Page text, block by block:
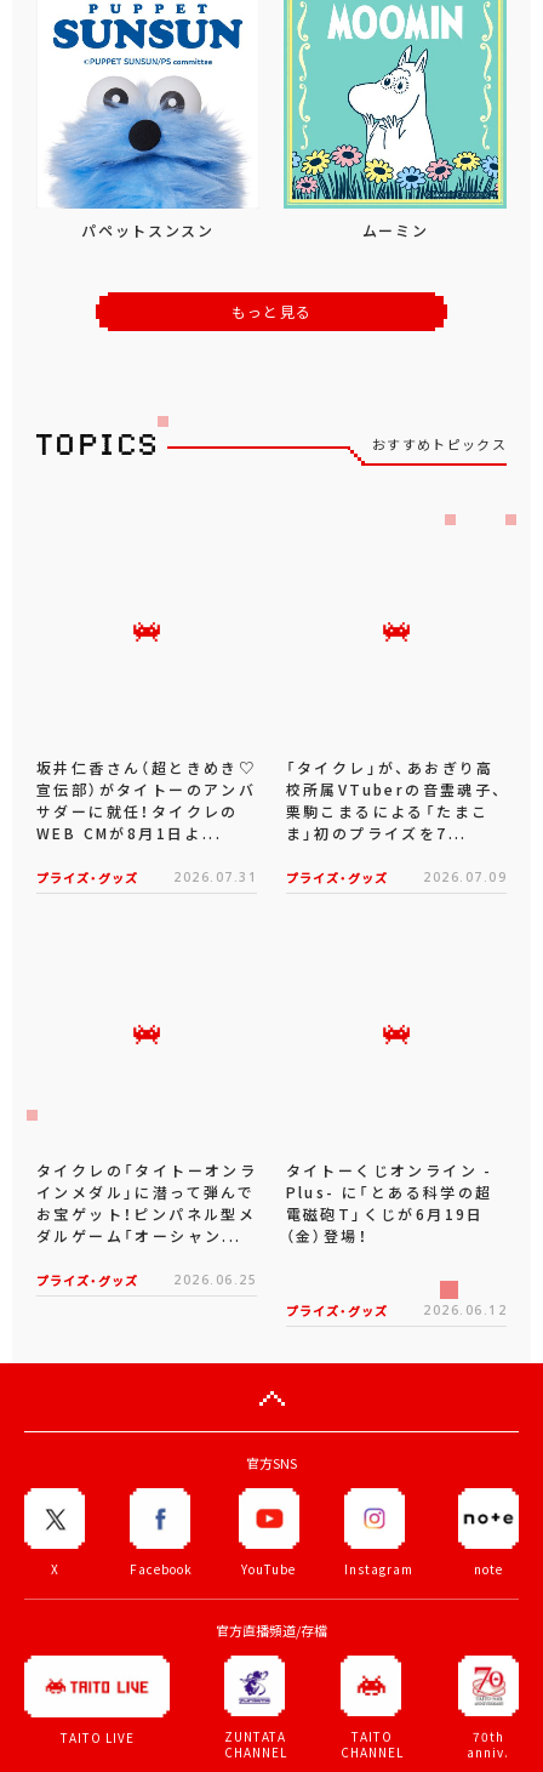
パペットスンスン ムーミン
もっと見る
おすすめトピックス
坂井仁香さん（超ときめき♡
宣伝部）がタイトーのアンバ
サダーに就任！タイクレの
WEB CMが8月1日よ...
プライズ・グッズ 2026.07.31
「タイクレ」が、あおぎり高
校所属VTuberの音霊魂子、
栗駒こまるによる「たまこ
ま」初のプライズを7...
プライズ・グッズ 2026.07.09
タイクレの「タイトーオンラ
インメダル」に潜って弾んで
お宝ゲット！ピンパネル型メ
ダルゲーム「オーシャン...
プライズ・グッズ 2026.06.25
タイトーくじオンライン -
Plus- に「とある科学の超
電磁砲T」くじが6月19日
（金）登場！
プライズ・グッズ 2026.06.12
官方SNS
X Facebook YouTube Instagram note
官方直播頻道/存檔
TAITO LIVE
ZUNTATA
CHANNEL
TAITO
CHANNEL
70th
anniv.